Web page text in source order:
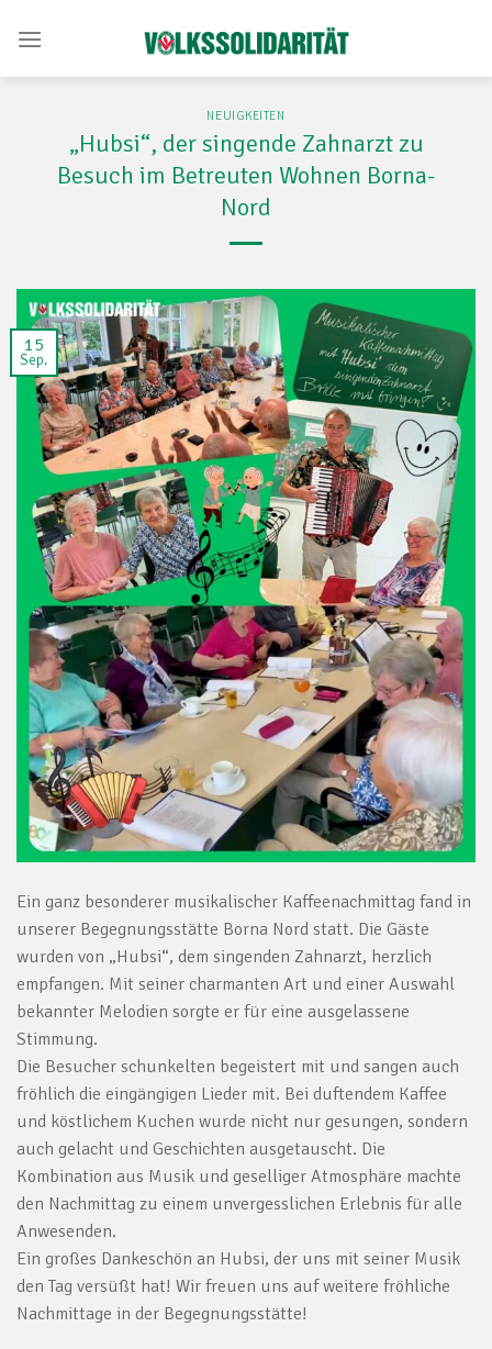
NEUIGKEITEN
„Hubsi“, der singende Zahnarzt zu
Besuch im Betreuten Wohnen Borna-
Nord
15
Sep.
Ein ganz besonderer musikalischer Kaffeenachmittag fand in
unserer Begegnungsstätte Borna Nord statt. Die Gäste
wurden von „Hubsi“, dem singenden Zahnarzt, herzlich
empfangen. Mit seiner charmanten Art und einer Auswahl
bekannter Melodien sorgte er für eine ausgelassene
Stimmung.
Die Besucher schunkelten begeistert mit und sangen auch
fröhlich die eingängigen Lieder mit. Bei duftendem Kaffee
und köstlichem Kuchen wurde nicht nur gesungen, sondern
auch gelacht und Geschichten ausgetauscht. Die
Kombination aus Musik und geselliger Atmosphäre machte
den Nachmittag zu einem unvergesslichen Erlebnis für alle
Anwesenden.
Ein großes Dankeschön an Hubsi, der uns mit seiner Musik
den Tag versüßt hat! Wir freuen uns auf weitere fröhliche
Nachmittage in der Begegnungsstätte!